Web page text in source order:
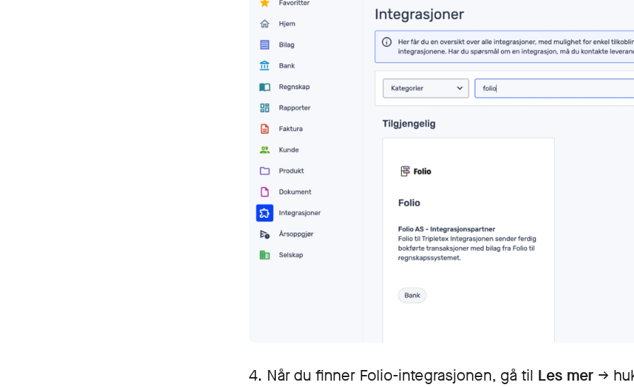
4. Når du finner Folio-integrasjonen, gå til Les mer →